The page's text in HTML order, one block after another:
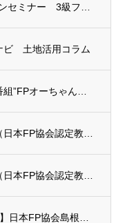
ビ 土地活用コラム